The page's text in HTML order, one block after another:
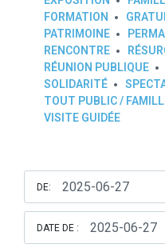
FORMATION
PATRIMOINE
RENCONTRE
RÉUNION PUBLIQUE
SOLIDARITÉ
TOUT PUBLIC /
VISITE GUIDÉE
DE:
DATE DE :